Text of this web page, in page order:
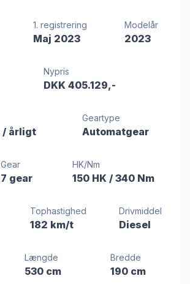
1. registrering
Maj 2023
Modelår
2023
Nypris
DKK 405.129,-
/ årligt
Geartype
Automatgear
Gear
7 gear
HK/Nm
150 HK / 340 Nm
Tophastighed
182 km/t
Drivmiddel
Diesel
Længde
530 cm
Bredde
190 cm